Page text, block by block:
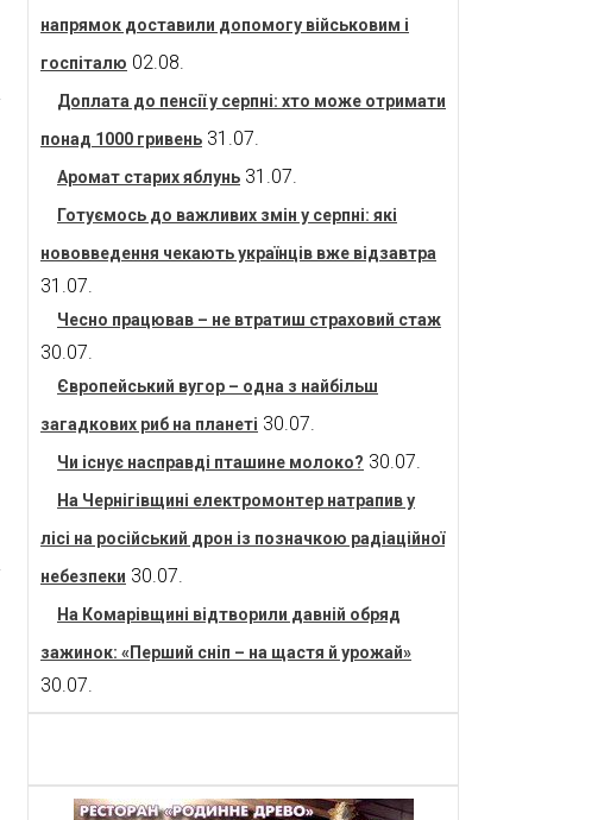
напрямок доставили допомогу військовим і
госпіталю 02.08.
Доплата до пенсії у серпні: хто може отримати
понад 1000 гривень 31.07.
Аромат старих яблунь 31.07.
Готуємось до важливих змін у серпні: які
нововведення чекають українців вже відзавтра
31.07.
Чесно працював – не втратиш страховий стаж
30.07.
Європейський вугор – одна з найбільш
загадкових риб на планеті 30.07.
Чи існує насправді пташине молоко? 30.07.
На Чернігівщині електромонтер натрапив у
лісі на російський дрон із позначкою радіаційної
небезпеки 30.07.
На Комарівщині відтворили давній обряд
зажинок: «Перший сніп – на щастя й урожай»
30.07.